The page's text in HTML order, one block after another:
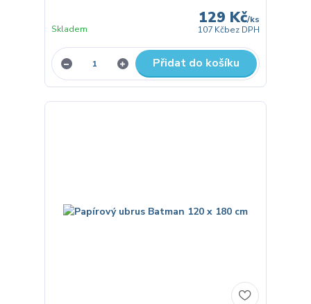
129 Kč/ks
107 Kčbez DPH
Skladem
Přidat do košíku